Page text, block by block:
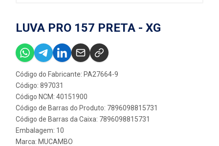
LUVA PRO 157 PRETA - XG
Código do Fabricante: PA27664-9
Código: 897031
Código NCM: 40151900
Código de Barras do Produto: 7896098815731
Código de Barras da Caixa: 7896098815731
Embalagem: 10
Marca: MUCAMBO